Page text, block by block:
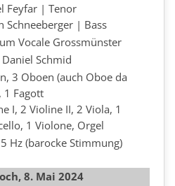
Feyfar | Tenor
Schneeberger | Bass
Vocale Grossmünster
Schmid
3 Oboen (auch Oboe da
1 Fagott
I, 2 Violine II, 2 Viola, 1
1 Violone, Orgel
Hz (barocke Stimmung)
8. Mai 2024